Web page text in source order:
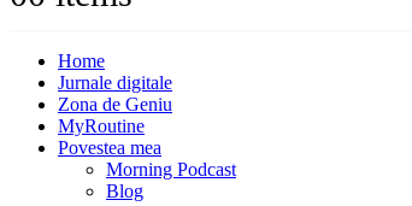
Home
Jurnale digitale
Zona de Geniu
MyRoutine
Povestea mea
Morning Podcast
Blog